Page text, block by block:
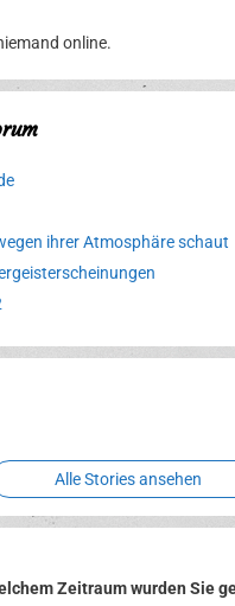
online.
ihrer Atmosphäre schaut
Alle Stories ansehen
Zeitraum wurden Sie